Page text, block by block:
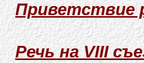
Приветствие
Речь на VIII